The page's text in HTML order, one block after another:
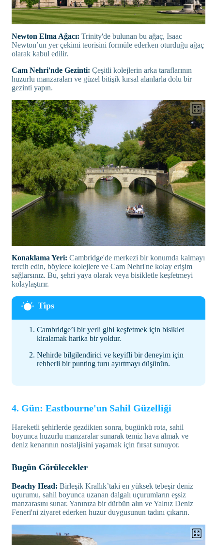
Newton Elma Ağacı: Trinity'de bulunan bu ağaç, Isaac
Newton’un yer çekimi teorisini formüle ederken oturduğu ağaç
olarak kabul edilir.
Cam Nehri'nde Gezinti: Çeşitli kolejlerin arka taraflarının
huzurlu manzaraları ve güzel bitişik kırsal alanlarla dolu bir
gezinti yapın.
Konaklama Yeri: Cambridge'de merkezi bir konumda kalmayı
tercih edin, böylece kolejlere ve Cam Nehri'ne kolay erişim
sağlarsınız. Bu, şehri yaya olarak veya bisikletle keşfetmeyi
kolaylaştırır.
Cambridge’i bir yerli gibi keşfetmek için bisiklet
kiralamak harika bir yoldur.
Nehirde bilgilendirici ve keyifli bir deneyim için
rehberli bir punting turu ayırtmayı düşünün.
4. Gün: Eastbourne'un Sahil Güzelliği
Hareketli şehirlerde gezdikten sonra, bugünkü rota, sahil
boyunca huzurlu manzaralar sunarak temiz hava almak ve
deniz kenarının nostaljisini yaşamak için fırsat sunuyor.
Bugün Görülecekler
Beachy Head: Birleşik Krallık’taki en yüksek tebeşir deniz
uçurumu, sahil boyunca uzanan dalgalı uçurumların eşsiz
manzarasını sunar. Yanınıza bir dürbün alın ve Yalnız Deniz
Feneri'ni ziyaret ederken huzur duygusunun tadını çıkarın.